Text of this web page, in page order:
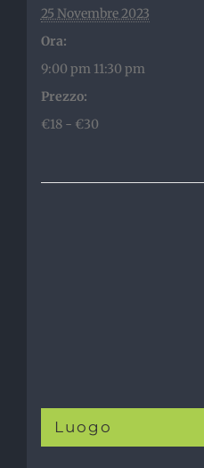
25 Novembre 2023
Ora:
9:00 pm 11:30 pm
Prezzo:
€18 - €30
Luogo